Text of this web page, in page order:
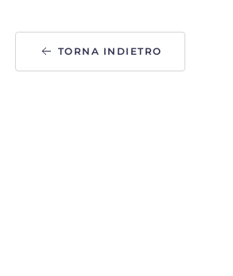
TORNA INDIETRO